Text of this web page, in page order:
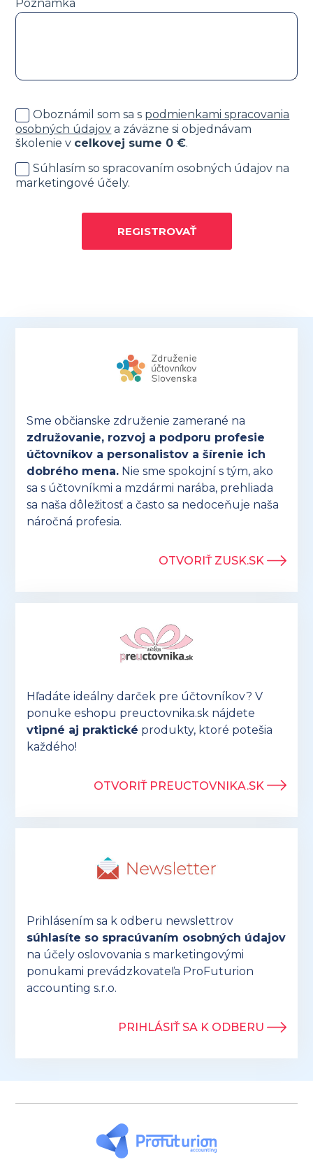
Poznámka
Oboznámil som sa s podmienkami spracovania
osobných údajov a záväzne si objednávam
školenie v celkovej sume 0 €.
Súhlasím so spracovaním osobných údajov na
marketingové účely.
REGISTROVAŤ
Sme občianske združenie zamerané na
združovanie, rozvoj a podporu profesie
účtovníkov a personalistov a šírenie ich
dobrého mena. Nie sme spokojní s tým, ako
sa s účtovníkmi a mzdármi narába, prehliada
sa naša dôležitosť a často sa nedoceňuje naša
náročná profesia.
OTVORIŤ ZUSK.SK
Hľadáte ideálny darček pre účtovníkov? V
ponuke eshopu preuctovnika.sk nájdete
vtipné aj praktické produkty, ktoré potešia
každého!
OTVORIŤ PREUCTOVNIKA.SK
Prihlásením sa k odberu newslettrov
súhlasíte so spracúvaním osobných údajov
na účely oslovovania s marketingovými
ponukami prevádzkovateľa ProFuturion
accounting s.r.o.
PRIHLÁSIŤ SA K ODBERU